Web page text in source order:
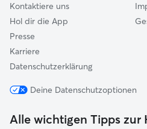
Kontaktiere uns
Hol dir die App
Presse
Karriere
Datenschutzerklärung
Deine Datenschutzoptionen
Alle wichtigen Tipps zur